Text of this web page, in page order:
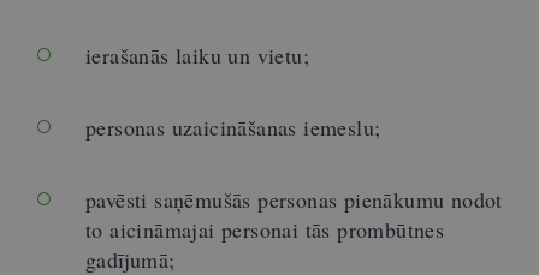
ierašanās laiku un vietu;
personas uzaicināšanas iemeslu;
pavēsti saņēmušās personas pienākumu nodot
to aicināmajai personai tās prombūtnes
gadījumā;